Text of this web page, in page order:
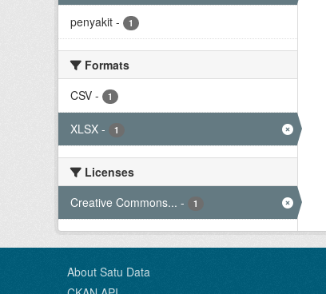
penyakit - 1
Formats
CSV - 1
XLSX - 1
Licenses
Creative Commons... - 1
About Satu Data